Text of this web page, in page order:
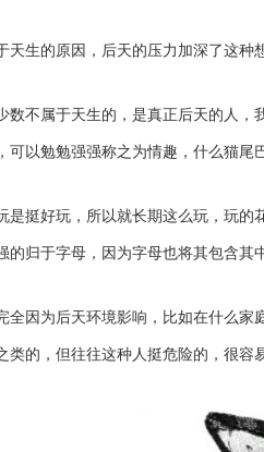
天生的原因，后天的压力加深了这种
数不属于天生的，是真正后天的人
可以勉勉强强称之为情趣，什么猫尾
是挺好玩，所以就长期这么玩，玩
的归于字母，因为字母也将其包含其
全因为后天环境影响，比如在什么
类的，但往往这种人挺危险的，很容